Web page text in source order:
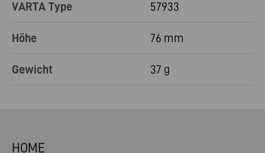
VARTA Type 57933
Höhe 76 mm
Gewicht 37 g
HOME